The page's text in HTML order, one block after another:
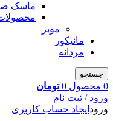
ماسک
موبر
مانیکور
مردانه
جستجو
0 محصول 0 تومان
ورود / ثبت نام
ورود ایجاد حساب کاربری